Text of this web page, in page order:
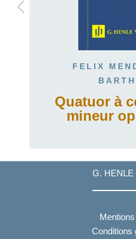
FELIX
Quatuor à
mineur
G. HENLE
Conditions